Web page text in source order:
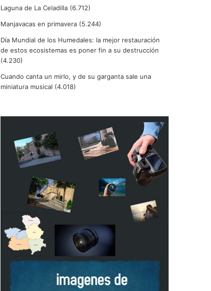
Laguna de La Celadilla (6.712)
Manjavacas en primavera (5.244)
Día Mundial de los Humedales: la mejor restauración
de estos ecosistemas es poner fin a su destrucción
(4.230)
Cuando canta un mirlo, y de su garganta sale una
miniatura musical (4.018)